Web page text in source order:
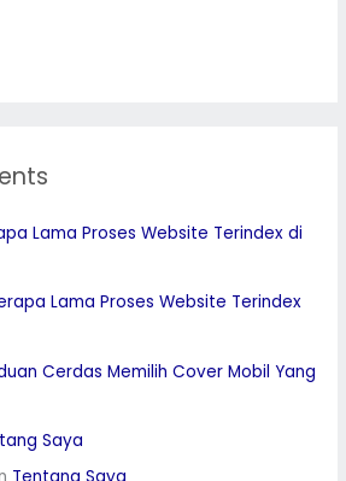
Lama Proses Website Terindex di
Lama Proses Website Terindex
Cerdas Memilih Cover Mobil Yang
Saya